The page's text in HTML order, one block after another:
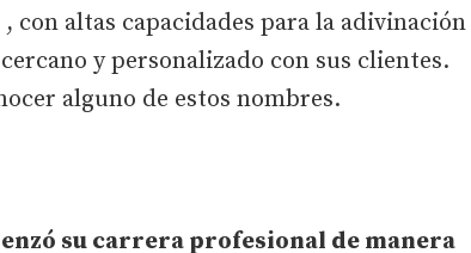
, con altas capacidades para la adivinación
y personalizado con sus clientes.
alguno de estos nombres.
su carrera profesional de manera